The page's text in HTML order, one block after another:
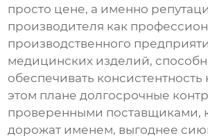
просто цене, а именно
производителя как
производственного
медицинских изделий,
обеспечивать консистентность
этом плане долгосрочные
проверенными поставщиками,
дорожат именем, выгоднее